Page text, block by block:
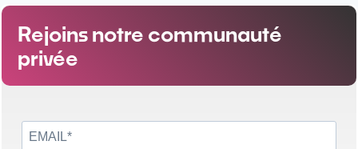
Rejoins notre communauté
privée